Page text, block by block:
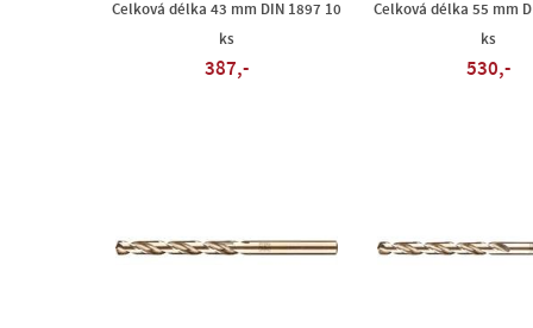
Celková délka 43 mm DIN 1897 10
ks
387,-
Celková délka 55 mm
ks
530,-